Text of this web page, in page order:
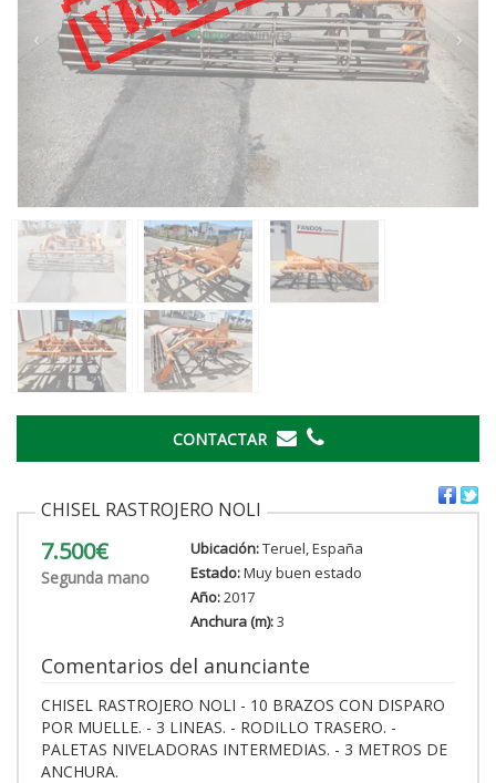
‹ ›
CONTACTAR
CHISEL RASTROJERO NOLI
7.500€
Segunda mano
Ubicación:Teruel, España
Estado:Muy buen estado
Año:2017
Anchura (m):3
Comentarios del anunciante
CHISEL RASTROJERO NOLI - 10 BRAZOS CON DISPARO
POR MUELLE. - 3 LINEAS. - RODILLO TRASERO. -
PALETAS NIVELADORAS INTERMEDIAS. - 3 METROS DE
ANCHURA.